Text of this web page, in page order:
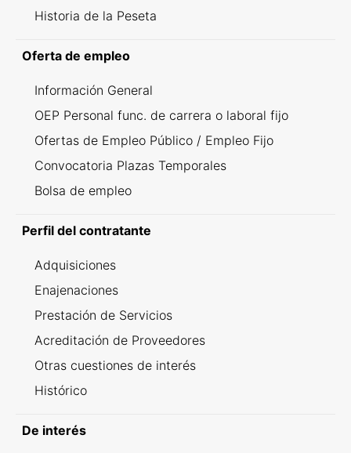
Historia de la Peseta
Oferta de empleo
Información General
OEP Personal func. de carrera o laboral fijo
Ofertas de Empleo Público / Empleo Fijo
Convocatoria Plazas Temporales
Bolsa de empleo
Perfil del contratante
Adquisiciones
Enajenaciones
Prestación de Servicios
Acreditación de Proveedores
Otras cuestiones de interés
Histórico
De interés